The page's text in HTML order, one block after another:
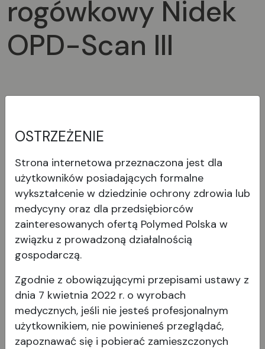
rogówkowy Nidek
OPD-Scan III
Pobierz Obrazy
Broszury i instrukcje
Broszura_Topograf / Analizator
rogówkowy OPD-Scan III
Może Cię również zainteresować
OSTRZEŻENIE
Strona internetowa przeznaczona jest dla
użytkowników posiadających formalne
wykształcenie w dziedzinie ochrony zdrowia lub
medycyny oraz dla przedsiębiorców
zainteresowanych ofertą Polymed Polska w
związku z prowadzoną działalnością
gospodarczą.
Zgodnie z obowiązującymi przepisami ustawy z
dnia 7 kwietnia 2022 r. o wyrobach
medycznych, jeśli nie jesteś profesjonalnym
użytkownikiem, nie powinieneś przeglądać,
zapoznawać się i pobierać zamieszczonych